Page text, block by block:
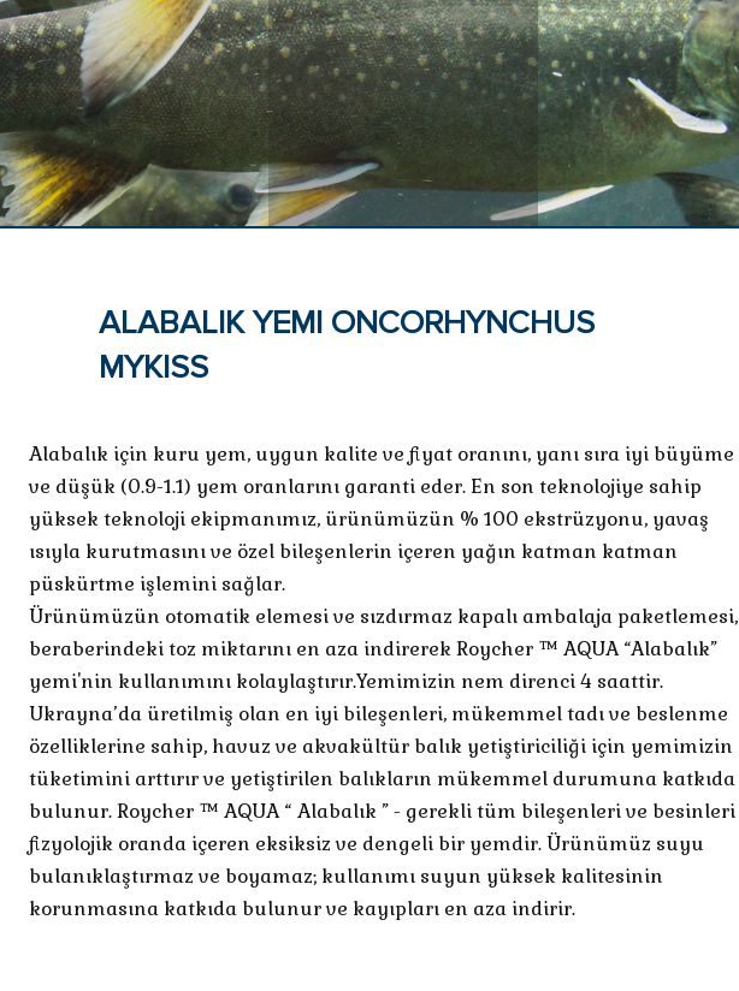
ALABALIK YEMI ONCORHYNCHUS
MYKISS
Alabalık için kuru yem, uygun kalite ve fiyat oranını, yanı sıra iyi büyüme
ve düşük (0.9-1.1) yem oranlarını garanti eder. En son teknolojiye sahip
yüksek teknoloji ekipmanımız, ürünümüzün % 100 ekstrüzyonu, yavaş
ısıyla kurutmasını ve özel bileşenlerin içeren yağın katman katman
püskürtme işlemini sağlar.
Ürünümüzün otomatik elemesi ve sızdırmaz kapalı ambalaja paketlemesi,
beraberindeki toz miktarını en aza indirerek Roycher ™ AQUA “Alabalık”
yemi'nin kullanımını kolaylaştırır.Yemimizin nem direnci 4 saattir.
Ukrayna’da üretilmiş olan en iyi bileşenleri, mükemmel tadı ve beslenme
özelliklerine sahip, havuz ve akvakültür balık yetiştiriciliği için yemimizin
tüketimini arttırır ve yetiştirilen balıkların mükemmel durumuna katkıda
bulunur. Roycher ™ AQUA “ Alabalık ” - gerekli tüm bileşenleri ve besinleri
fizyolojik oranda içeren eksiksiz ve dengeli bir yemdir. Ürünümüz suyu
bulanıklaştırmaz ve boyamaz; kullanımı suyun yüksek kalitesinin
korunmasına katkıda bulunur ve kayıpları en aza indirir.